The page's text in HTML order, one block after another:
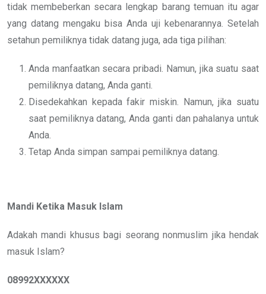
tidak membeberkan secara lengkap barang temuan itu agar
yang datang mengaku bisa Anda uji kebenarannya. Setelah
setahun pemiliknya tidak datang juga, ada tiga pilihan:
Anda manfaatkan secara pribadi. Namun, jika suatu saat
pemiliknya datang, Anda ganti.
Disedekahkan kepada fakir miskin. Namun, jika suatu
saat pemiliknya datang, Anda ganti dan pahalanya untuk
Anda.
Tetap Anda simpan sampai pemiliknya datang.
Mandi Ketika Masuk Islam
Adakah mandi khusus bagi seorang nonmuslim jika hendak
masuk Islam?
08992XXXXXX